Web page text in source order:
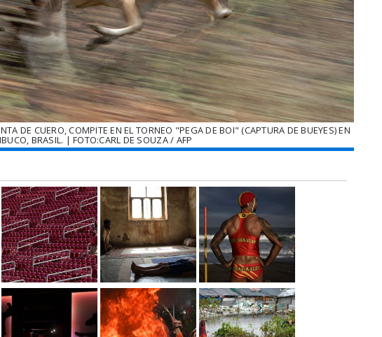
DE CUERO, COMPITE EN EL TORNEO "PEGA DE BOI" (CAPTURA DE BUEYES) EN
BRASIL. | FOTO:CARL DE SOUZA / AFP